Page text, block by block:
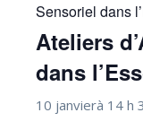
Sensoriel dans
Ateliers
dans
10 janvierà 14 h